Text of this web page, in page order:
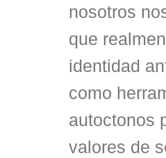
nosotros
que
identidad
como
autoctonos
valores de